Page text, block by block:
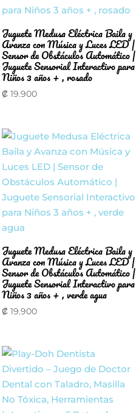
Juguete Medusa Eléctrica Baila y
Avanza con Música y Luces LED |
Sensor de Obstáculos Automático |
Juguete Sensorial Interactivo para
Niños 3 años + , rosado
₡ 19.900
Juguete Medusa Eléctrica Baila y
Avanza con Música y Luces LED |
Sensor de Obstáculos Automático |
Juguete Sensorial Interactivo para
Niños 3 años + , verde agua
₡ 19.900